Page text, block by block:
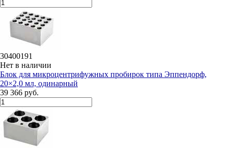
30400191
Нет в наличии
Блок для микроцентрифужных пробирок типа Эппендорф,
20×2,0 мл, одинарный
39 366 руб.